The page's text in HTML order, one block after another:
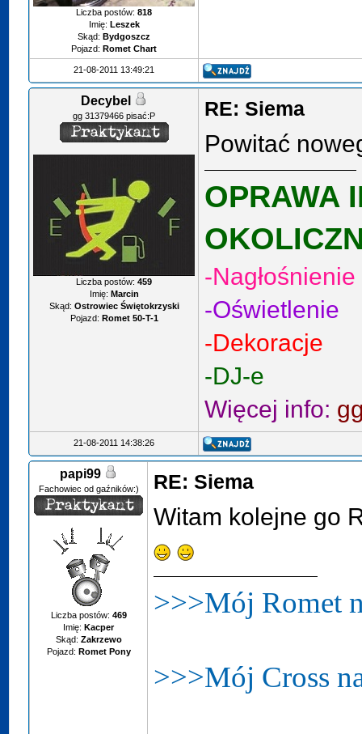
Liczba postów:818
Imię: Leszek
Skąd: Bydgoszcz
Pojazd: Romet Chart
21-08-2011 13:49:21
Decybel
gg 31379466 pisać:P
Liczba postów:459
Imię: Marcin
Skąd: Ostrowiec Świętokrzyski
Pojazd: Romet 50-T-1
RE: Siema
Powitać
OPRAWA
-Nagłośnienie
-Oświetlenie
-Dekoracje
-DJ-e
Więcej info:
21-08-2011 14:38:26
papi99
Fachowiec od gaźników:)
Liczba postów: 469
Imię: Kacper
Skąd: Zakrzewo
Pojazd: Romet Pony
RE: Siema
Witam kolejne go
>>>Mój Romet
>>>Mój Cross